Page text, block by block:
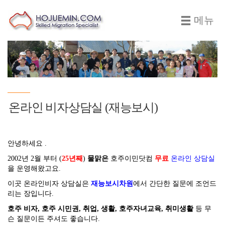
메뉴
온라인 비자상담실 (재능보시)
안녕하세요 .
2002년 2월 부터 (25년째 ) 물맑은 호주이민닷컴 무료 온라인 상담실
을 운영해왔고요.
이곳 온라인비자 상담실은 재능보시차원에서 간단한 질문에 조언드
리는 장입니다.
호주 비자, 호주 시민권, 취업, 생활, 호주자녀교육, 취미생활등 무
슨 질문이든 주셔도 좋습니다.